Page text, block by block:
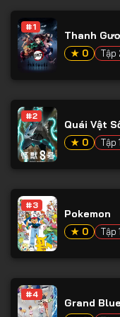
#1
Thanh
★ 0
#2
Quái Vật
★ 0 Tập
#3
Pokemon
★ 0 Tập
#4
Grand